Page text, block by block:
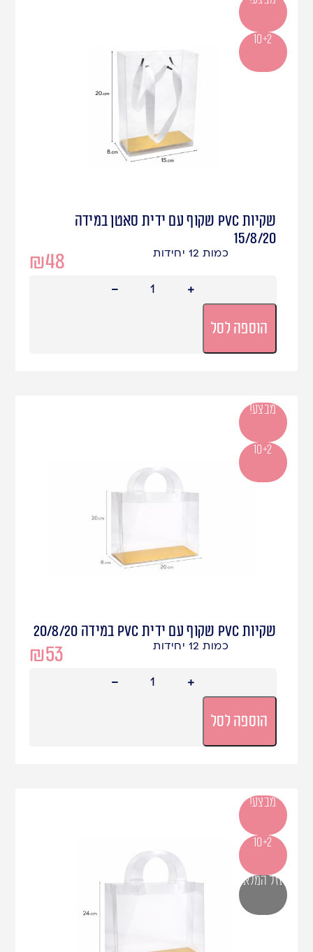
שקיות PVC שקוף עם ידית סאטן במידה
15/8/20
₪48 כמות 12 יחידות
הוספה לסל
10+2
שקיות PVC שקוף עם ידית PVC במידה 20/8/20
₪53 כמות 12 יחידות
הוספה לסל
מבצע!
10+2
מבצע!
10+2
אזל המלאי